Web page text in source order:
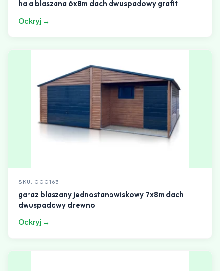
hala blaszana 6x8m dach dwuspadowy grafit
Odkryj →
SKU: 000163
garaz blaszany jednostanowiskowy 7x8m dach
dwuspadowy drewno
Odkryj →